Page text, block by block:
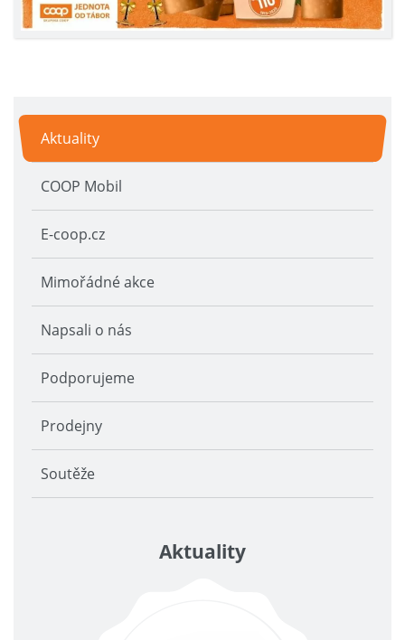
Aktuality
COOP Mobil
E-coop.cz
Mimořádné akce
Napsali o nás
Podporujeme
Prodejny
Soutěže
Aktuality